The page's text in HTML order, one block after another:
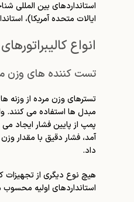
ایالات متحده آمریکا)،
انواع
تست کننده های وزن
تسترهای وزن مرده از وزنه
مبدل ها استفاده می
پمپ از پایین فشار ایجاد
آمد، فشار دقیق با مقدار
داد.
هیچ نوع دیگری از تجهیزات
استانداردهای اولیه